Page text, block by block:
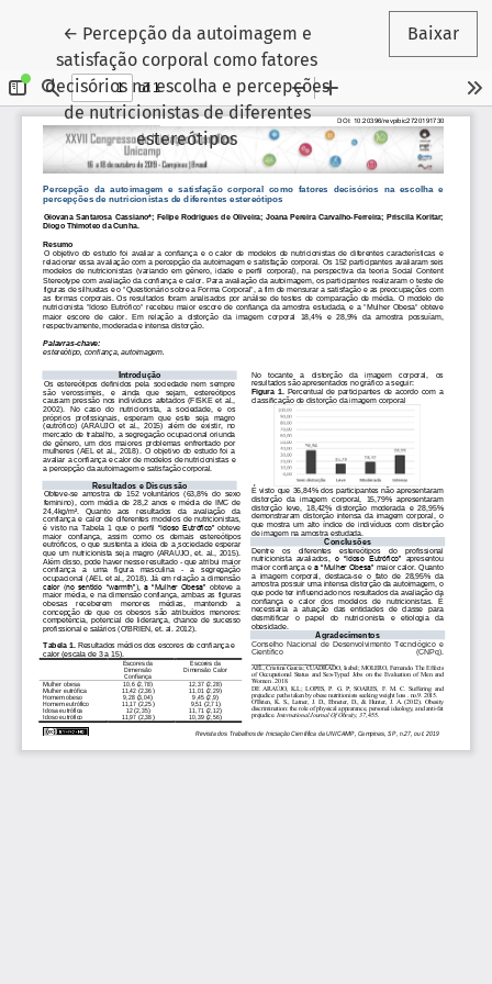
← Voltar aos Detalhes do Artigo
Percepção da autoimagem e
satisfação corporal como fatores
decisórios na escolha e percepções
de nutricionistas de diferentes
estereótipos
Baixar